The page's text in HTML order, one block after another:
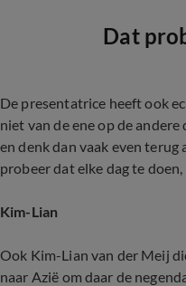
Dat
De presentatrice heeft ook
niet van de ene op de
en denk dan vaak even
probeer dat elke dag te
Kim-Lian
Ook Kim-Lian van der Meij
naar Azië om daar de